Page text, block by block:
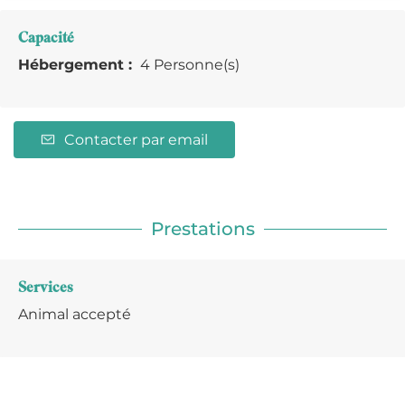
Capacité
Hébergement : 4 Personne(s)
Contacter par email
Prestations
Services
Animal accepté